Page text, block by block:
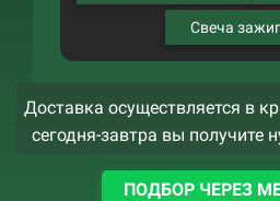
Свеча
Доставка осуществляется в
сегодня-завтра вы получите
ПОДБОР ЧЕРЕЗ